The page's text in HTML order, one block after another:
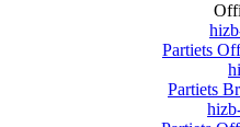
Partiets
Partiets